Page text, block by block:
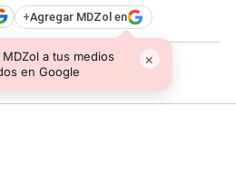
+Agregar MDZol en
a tus medios
en Google
×